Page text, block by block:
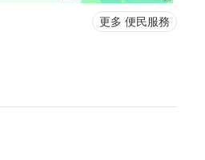
更多 便民服務